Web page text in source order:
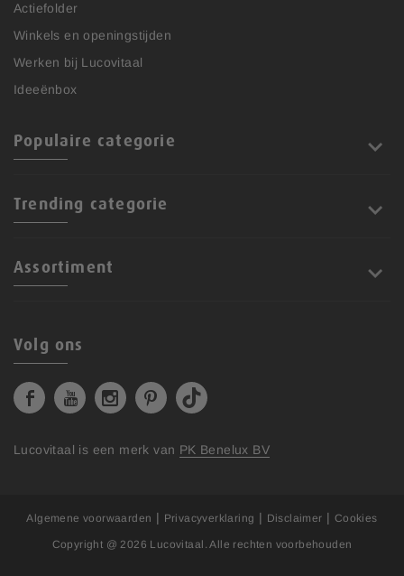
Actiefolder
Winkels en openingstijden
Werken bij Lucovitaal
Ideeënbox
Populaire categorie
Trending categorie
Assortiment
Volg ons
Lucovitaal is een merk van PK Benelux BV
Copyright @ 2026 Lucovitaal . Alle rechten voorbehouden
Algemene voorwaarden | Privacyverklaring | Disclaimer | Cookies